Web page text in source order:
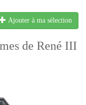
Ajouter à ma sélection
de René III